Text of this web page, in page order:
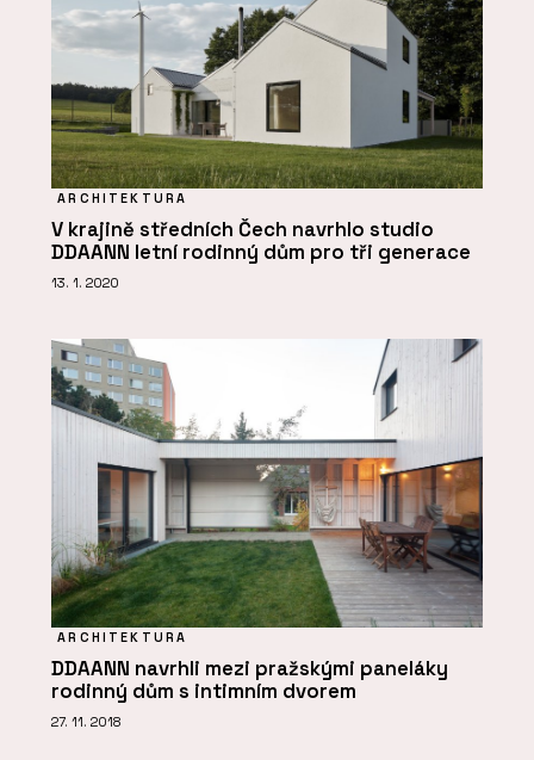
ARCHITEKTURA
V krajině středních Čech navrhlo studio
DDAANN letní rodinný dům pro tři generace
13. 1. 2020
ARCHITEKTURA
DDAANN navrhli mezi pražskými paneláky
rodinný dům s intimním dvorem
27. 11. 2018